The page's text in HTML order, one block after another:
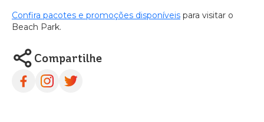
Confira pacotes e promoções disponíveis para visitar o
Beach Park.
Compartilhe